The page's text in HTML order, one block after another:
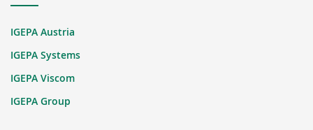
IGEPA Austria
IGEPA Systems
IGEPA Viscom
IGEPA Group